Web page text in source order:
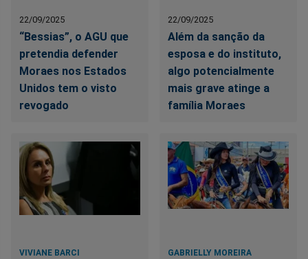
22/09/2025
“Bessias”, o AGU que
pretendia defender
Moraes nos Estados
Unidos tem o visto
revogado
22/09/2025
Além da sanção da
esposa e do instituto,
algo potencialmente
mais grave atinge a
família Moraes
VIVIANE BARCI GABRIELLY MOREIRA